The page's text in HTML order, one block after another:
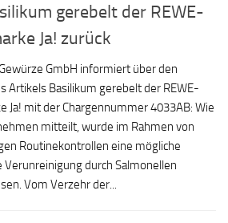
gerebelt der REWE-
Ja! zurück
GmbH informiert über den
Artikels Basilikum gerebelt der REWE-
Ja! mit der Chargennummer 4033AB: Wie
mitteilt, wurde im Rahmen von
Routinekontrollen eine mögliche
Verunreinigung durch Salmonellen
Vom Verzehr der...